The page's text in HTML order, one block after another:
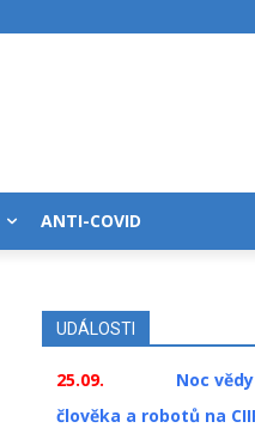
ANTI-COVID
UDÁLOSTI
25.09.
Noc
člověka a robotů na